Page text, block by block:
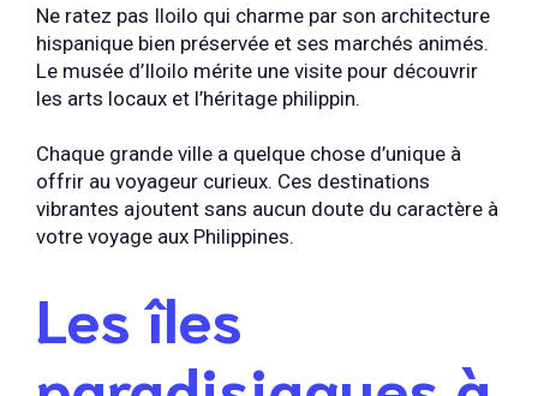
Ne ratez pas Iloilo qui charme par son architecture
hispanique bien préservée et ses marchés animés.
Le musée d’Iloilo mérite une visite pour découvrir
les arts locaux et l’héritage philippin.
Chaque grande ville a quelque chose d’unique à
offrir au voyageur curieux. Ces destinations
vibrantes ajoutent sans aucun doute du caractère à
votre voyage aux Philippines.
Les îles